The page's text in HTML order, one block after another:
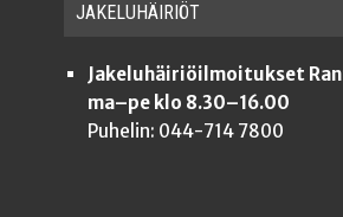
JAKE­LU­HÄI­RIÖT
Jakeluhäiriöilmoitukset
ma–pe klo 8.30–16.00
Puhelin: 044-714 7800